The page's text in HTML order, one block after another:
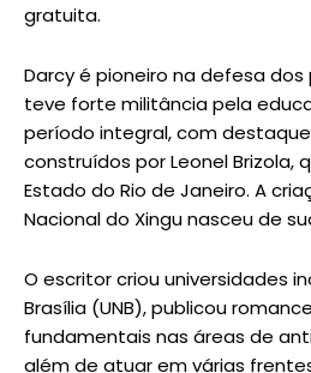
gratuita.
Darcy é pioneiro na defesa
teve forte militância pela
período integral, com
construídos por Leonel Brizola,
Estado do Rio de Janeiro. A
Nacional do Xingu nasceu de
O escritor criou universidades
Brasília (UNB), publicou
fundamentais nas áreas de
além de atuar em várias